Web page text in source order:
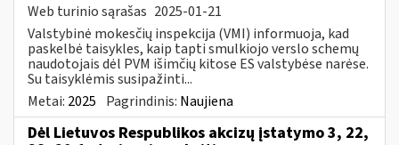
Web turinio sąrašas 2025-01-21
Valstybinė mokesčių inspekcija (VMI) informuoja, kad
paskelbė taisykles, kaip tapti smulkiojo verslo schemų
naudotojais dėl PVM išimčių kitose ES valstybėse narėse.
Su taisyklėmis susipažinti...
Metai: 2025 Pagrindinis: Naujiena
Dėl Lietuvos Respublikos akcizų įstatymo 3, 22,